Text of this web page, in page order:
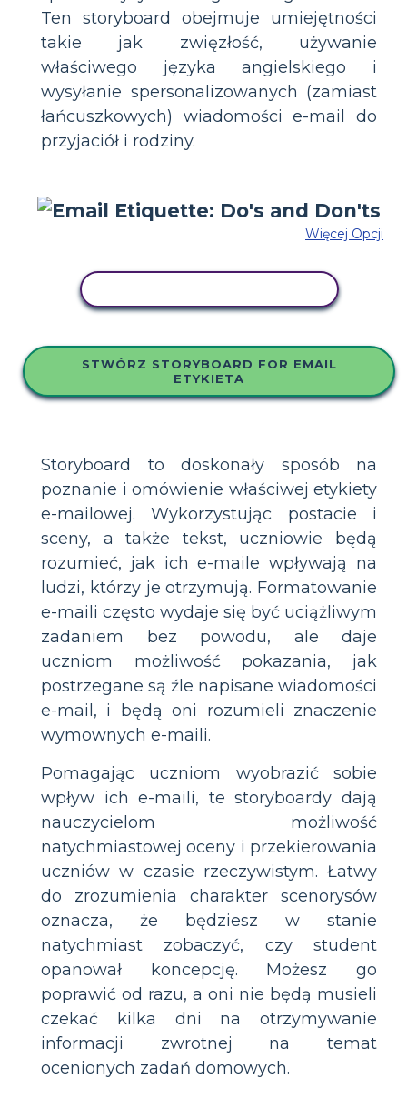
Ten storyboard obejmuje umiejętności
takie jak zwięzłość, używanie
właściwego języka angielskiego i
wysyłanie spersonalizowanych (zamiast
łańcuszkowych) wiadomości e-mail do
przyjaciół i rodziny.
Więcej Opcji
STWÓRZ STORYBOARD FOR EMAIL
ETYKIETA
Storyboard to doskonały sposób na
poznanie i omówienie właściwej etykiety
e-mailowej. Wykorzystując postacie i
sceny, a także tekst, uczniowie będą
rozumieć, jak ich e-maile wpływają na
ludzi, którzy je otrzymują. Formatowanie
e-maili często wydaje się być uciążliwym
zadaniem bez powodu, ale daje
uczniom możliwość pokazania, jak
postrzegane są źle napisane wiadomości
e-mail, i będą oni rozumieli znaczenie
wymownych e-maili.
Pomagając uczniom wyobrazić sobie
wpływ ich e-maili, te storyboardy dają
nauczycielom możliwość
natychmiastowej oceny i przekierowania
uczniów w czasie rzeczywistym. Łatwy
do zrozumienia charakter scenorysów
oznacza, że będziesz w stanie
natychmiast zobaczyć, czy student
opanował koncepcję. Możesz go
poprawić od razu, a oni nie będą musieli
czekać kilka dni na otrzymywanie
informacji zwrotnej na temat
ocenionych zadań domowych.